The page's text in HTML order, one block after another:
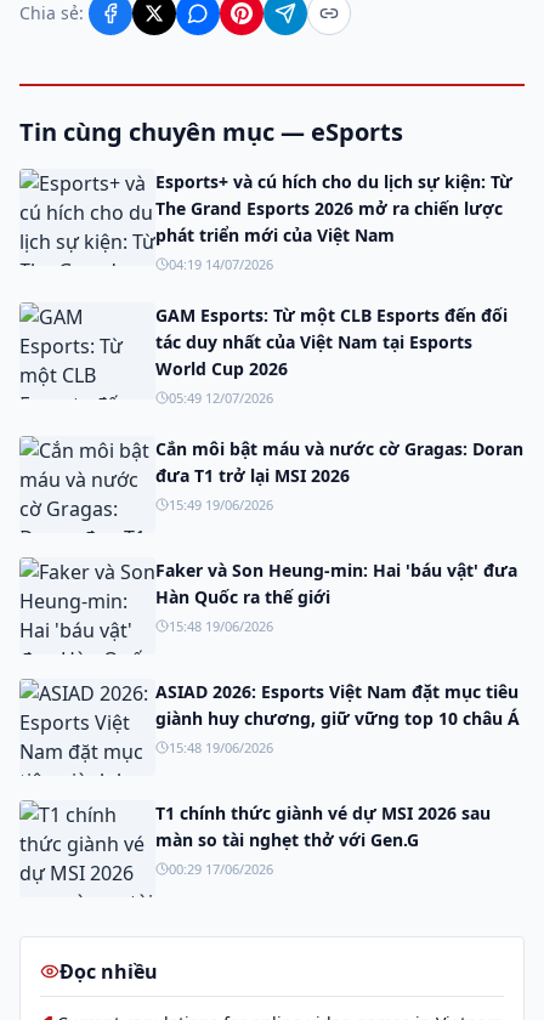
Chia sẻ:
Tin cùng chuyên mục — eSports
Esports+ và cú hích cho du lịch sự kiện: Từ
The Grand Esports 2026 mở ra chiến lược
phát triển mới của Việt Nam
04:19 14/07/2026
GAM Esports: Từ một CLB Esports đến đối
tác duy nhất của Việt Nam tại Esports
World Cup 2026
05:49 12/07/2026
Cắn môi bật máu và nước cờ Gragas: Doran
đưa T1 trở lại MSI 2026
15:49 19/06/2026
Faker và Son Heung-min: Hai 'báu vật' đưa
Hàn Quốc ra thế giới
15:48 19/06/2026
ASIAD 2026: Esports Việt Nam đặt mục tiêu
giành huy chương, giữ vững top 10 châu Á
15:48 19/06/2026
T1 chính thức giành vé dự MSI 2026 sau
màn so tài nghẹt thở với Gen.G
00:29 17/06/2026
Đọc nhiều